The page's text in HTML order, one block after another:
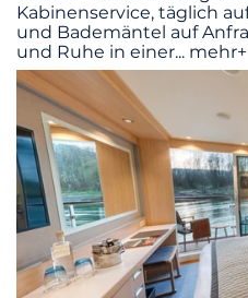
Kabinenservice, täglich
und Bademäntel auf
und Ruhe in einer... mehr+